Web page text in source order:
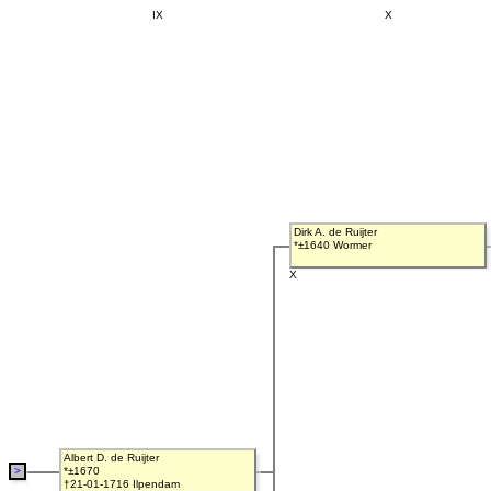
>
IX X
Dirk A. de Ruijter
*±1640 Wormer
X
Albert D. de Ruijter
*±1670
†21-01-1716 Ilpendam